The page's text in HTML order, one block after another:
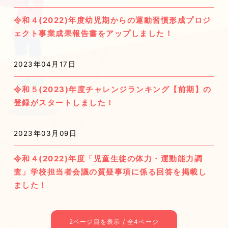
令和４(2022)年度幼児期からの運動習慣形成プロジ
ェクト事業成果報告書をアップしました！
2023年04月17日
令和５(2023)年度チャレンジランキング【前期】の
登録がスタートしました！
2023年03月09日
令和４(2022)年度「児童生徒の体力・運動能力調
査」学校担当者会議の質疑事項に係る回答を掲載し
ました！
2ページ目を表示 / 全4ページ